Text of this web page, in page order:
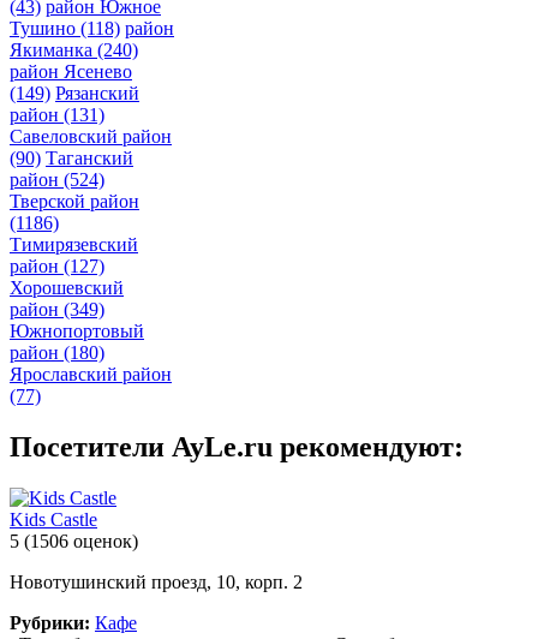
(43) район Южное
Тушино (118) район
Якиманка (240)
район Ясенево
(149) Рязанский
район (131)
Савеловский район
(90) Таганский
район (524)
Тверской район
(1186)
Тимирязевский
район (127)
Хорошевский
район (349)
Южнопортовый
район (180)
Ярославский район
(77)
Посетители AyLe.ru рекомендуют:
Kids Castle
5 (1506 оценок)
Новотушинский проезд, 10, корп. 2
Рубрики: Кафе